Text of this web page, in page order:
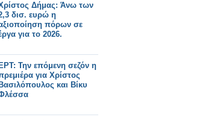
Δήμας: Άνω των
δισ. ευρώ η
πόρων σε
για το 2026.
ΕΡΤ: Την επόμενη σεζόν η
για Χρίστος
Βασιλόπουλος και Βίκυ